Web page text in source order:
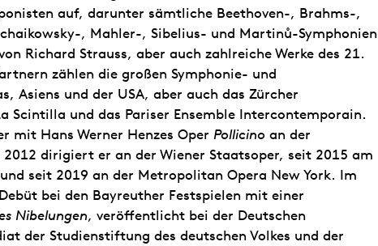
auf, darunter sämtliche Beethoven-, Brahms-,
, Mahler-, Sibelius- und Martinů-Symphonien
Richard Strauss, aber auch zahlreiche Werke des 21.
zählen die großen Symphonie- und
Asiens und der USA, aber auch das Zürcher
Scintilla und das Pariser Ensemble Intercontemporain.
mit Hans Werner Henzes Oper Pollicino an der
dirigiert er an der Wiener Staatsoper, seit 2015 am
seit 2019 an der Metropolitan Opera New York. Im
bei den Bayreuther Festspielen mit einer
Nibelungen, veröffentlicht bei der Deutschen
der Studienstiftung des deutschen Volkes und der